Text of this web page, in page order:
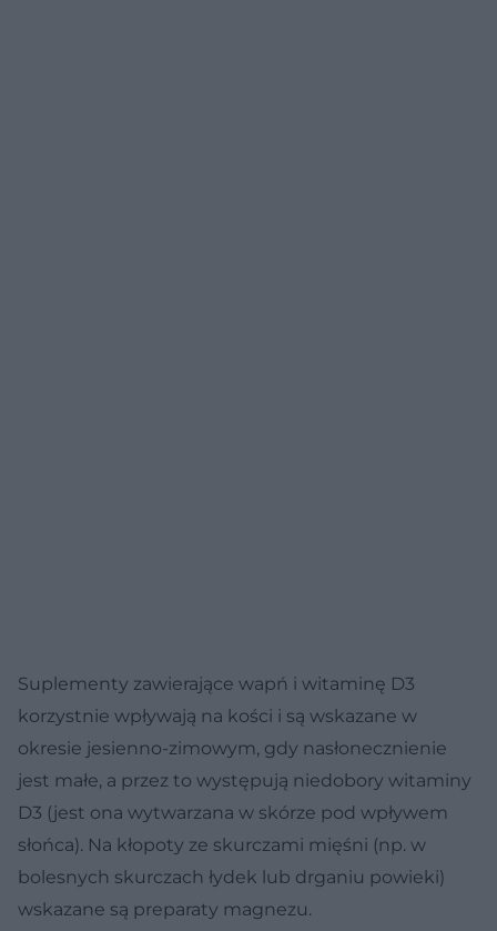
Suplementy zawierające wapń i witaminę D3
korzystnie wpływają na kości i są wskazane w
okresie jesienno-zimowym, gdy nasłonecznienie
jest małe, a przez to występują niedobory witaminy
D3 (jest ona wytwarzana w skórze pod wpływem
słońca). Na kłopoty ze skurczami mięśni (np. w
bolesnych skurczach łydek lub drganiu powieki)
wskazane są preparaty magnezu.